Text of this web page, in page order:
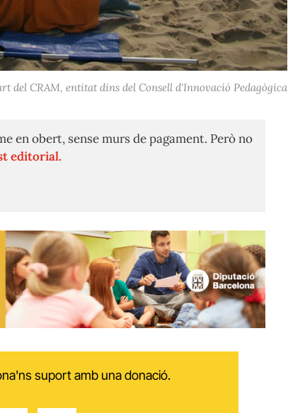
del CRAM, entitat dins del Consell d'Innovació Pedagògica
en obert, sense murs de pagament. Però no
editorial.
suport amb una donació.